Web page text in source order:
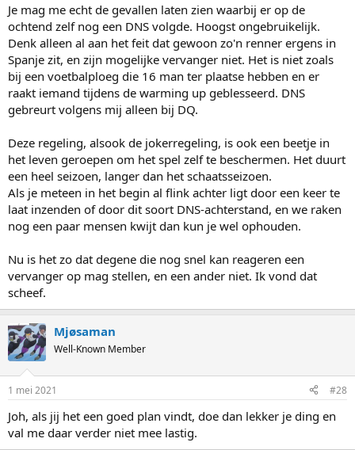
Je mag me echt de gevallen laten zien waarbij er op de
ochtend zelf nog een DNS volgde. Hoogst ongebruikelijk.
Denk alleen al aan het feit dat gewoon zo'n renner ergens in
Spanje zit, en zijn mogelijke vervanger niet. Het is niet zoals
bij een voetbalploeg die 16 man ter plaatse hebben en er
raakt iemand tijdens de warming up geblesseerd. DNS
gebreurt volgens mij alleen bij DQ.
Deze regeling, alsook de jokerregeling, is ook een beetje in
het leven geroepen om het spel zelf te beschermen. Het duurt
een heel seizoen, langer dan het schaatsseizoen.
Als je meteen in het begin al flink achter ligt door een keer te
laat inzenden of door dit soort DNS-achterstand, en we raken
nog een paar mensen kwijt dan kun je wel ophouden.
Nu is het zo dat degene die nog snel kan reageren een
vervanger op mag stellen, en een ander niet. Ik vond dat
scheef.
Mjøsaman
Well-Known Member
1 mei 2021 #28
Joh, als jij het een goed plan vindt, doe dan lekker je ding en
val me daar verder niet mee lastig.